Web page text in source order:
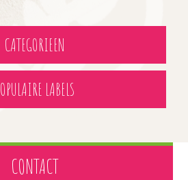
CATEGORIEEN
POPULAIRE LABELS
CONTACT